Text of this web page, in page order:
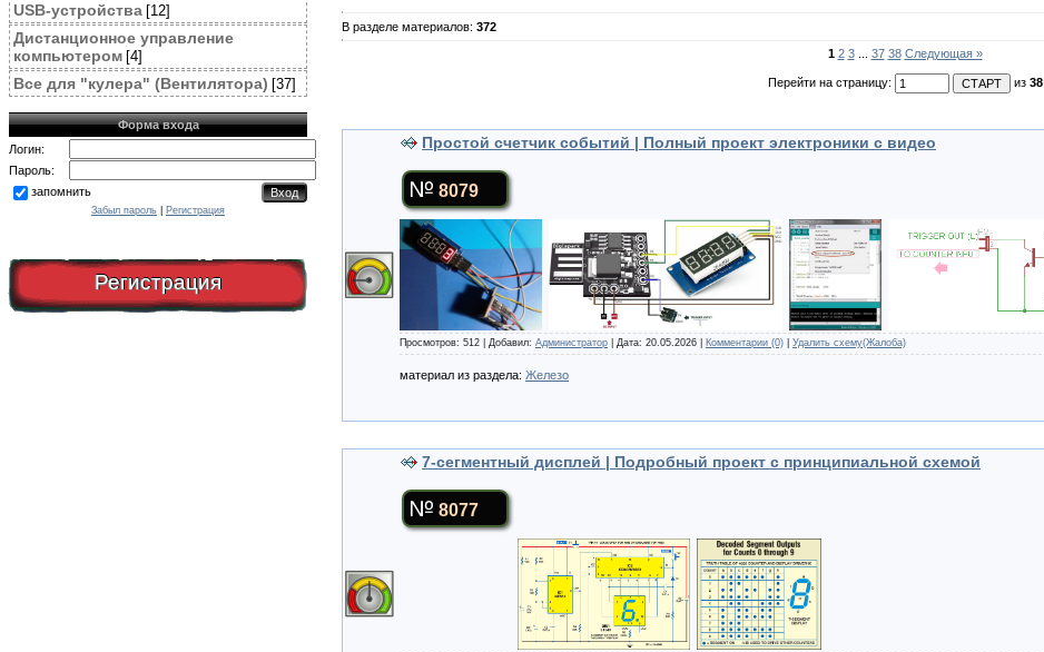
USB-устройства [12]
Дистанционное управление
компьютером [4]
Все для "кулера" (Вентилятора) [37]
Форма входа
Логин:
Пароль:
запомнить
Забыл пароль Регистрация
Регистрация
В разделе материалов: 372
1 2 3 37 38 Следующая »
Перейти на страницу: из 38
Простой счетчик событий | Полный проект электроники с видео
8079
Просмотров: 512 | Добавил: Администратор | Дата: 20.05.2026 Комментарии (0) Удалить схему(Жалоба)
материал из раздела: Железо
7-сегментный дисплей | Подробный проект с принципиальной схемой
8077